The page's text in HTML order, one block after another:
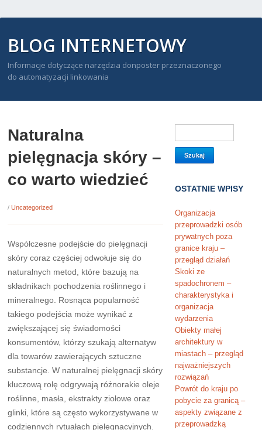
BLOG INTERNETOWY
Informacje dotyczące narzędzia donposter przeznaczonego
do automatyzacji linkowania
Naturalna
pielęgnacja skóry –
co warto wiedzieć
/Uncategorized
Współczesne podejście do pielęgnacji
skóry coraz częściej odwołuje się do
naturalnych metod, które bazują na
składnikach pochodzenia roślinnego i
mineralnego. Rosnąca popularność
takiego podejścia może wynikać z
zwiększającej się świadomości
konsumentów, którzy szukają alternatyw
dla towarów zawierających sztuczne
substancje. W naturalnej pielęgnacji skóry
kluczową rolę odgrywają różnorakie oleje
roślinne, masła, ekstrakty ziołowe oraz
glinki, które są często wykorzystywane w
codziennych rytuałach pielęgnacyjnych.
OSTATNIE WPISY
Organizacja
przeprowadzki osób
prywatnych poza
granice kraju –
przegląd działań
Skoki ze
spadochronem –
charakterystyka i
organizacja
wydarzenia
Obiekty małej
architektury w
miastach – przegląd
najważniejszych
rozwiązań
Powrót do kraju po
pobycie za granicą –
aspekty związane z
przeprowadzką